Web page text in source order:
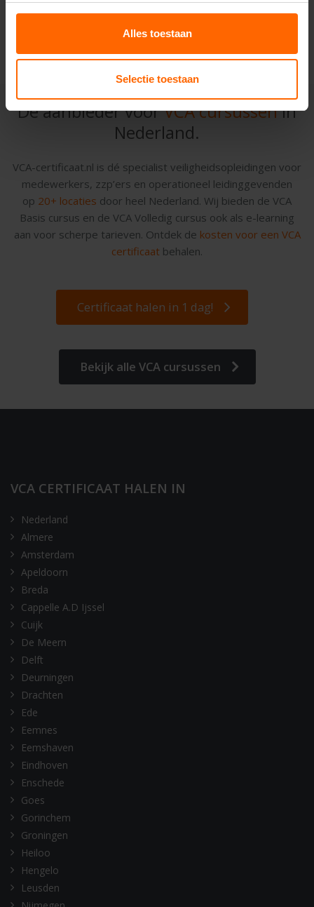
Alles toestaan
Selectie toestaan
Vraag een offerte aan
Dé aanbieder voorVCA cursussenin
Nederland.
VCA-certificaat.nl is dé specialist veiligheidsopleidingen voor
medewerkers, zzp’ers en operationeel leidinggevenden
op 20+ locaties door heel Nederland. Wij bieden de VCA
Basis cursus en de VCA Volledig cursus ook als e-learning
aan voor scherpe tarieven. Ontdek de kosten voor een VCA
certificaat behalen.
Certificaat halen in 1 dag!
Bekijk alle VCA cursussen
VCA CERTIFICAAT HALEN IN
Nederland
Almere
Amsterdam
Apeldoorn
Breda
Cappelle A.D Ijssel
Cuijk
De Meern
Delft
Deurningen
Drachten
Ede
Eemnes
Eemshaven
Eindhoven
Enschede
Goes
Gorinchem
Groningen
Heiloo
Hengelo
Leusden